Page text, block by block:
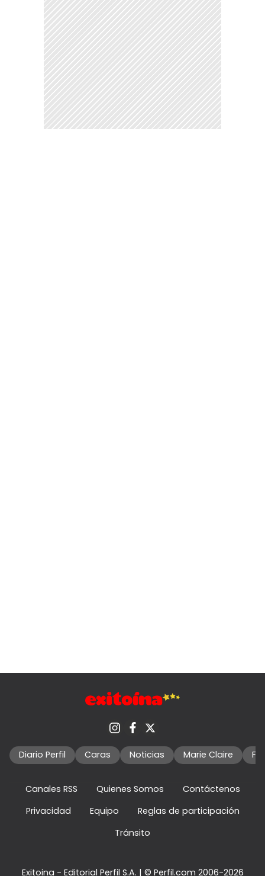
Diario Perfil Caras Noticias Marie Claire
Canales RSS Quienes Somos
Contáctenos
Privacidad
Equipo
Reglas de participación
Tránsito
Exitoina - Editorial Perfil S.A. | © Perfil.com 2006-2026